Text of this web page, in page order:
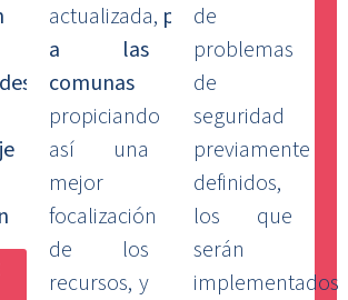
actualizada, prioriza
a las
comunas
propiciando
así una
mejor
focalización
de los
recursos, y
de
problemas
de
seguridad
previamente
definidos,
los que
serán
implementados